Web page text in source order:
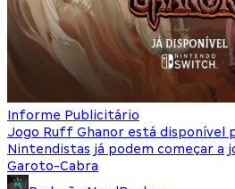
Informe Publicitário
Jogo Ruff Ghanor está disponível
Nintendistas já podem começar a
Garoto-Cabra